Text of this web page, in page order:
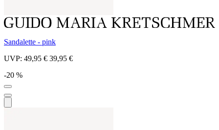
Sandalette - pink
UVP: 49,95 € 39,95 €
-20 %